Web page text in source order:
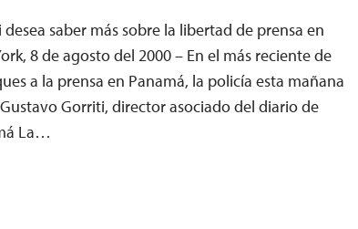
desea saber más sobre la libertad de prensa en
8 de agosto del 2000 – En el más reciente de
a la prensa en Panamá, la policía esta mañana
Gorriti, director asociado del diario de
La…